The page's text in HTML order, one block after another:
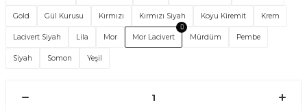
Gold Gül Kurusu Kırmızı Kırmızı Siyah Koyu Kiremit Krem
Lacivert Siyah Lila Mor Mor Lacivert Mürdüm Pembe
Siyah Somon Yeşil